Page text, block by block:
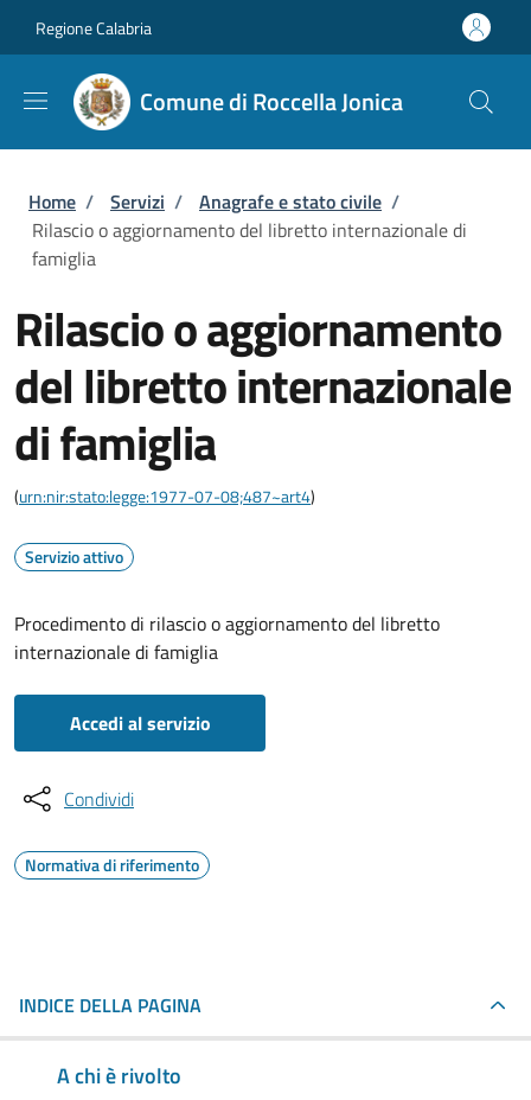
Regione Calabria
Comune di Roccella Jonica
Briciole di pane
Home / Servizi / Anagrafe e stato civile /
Rilascio o aggiornamento del libretto internazionale di
famiglia
Rilascio o aggiornamento
del libretto internazionale
di famiglia
(urn:nir:stato:legge:1977-07-08;487~art4)
Servizio attivo
Procedimento di rilascio o aggiornamento del libretto
internazionale di famiglia
Accedi al servizio
Condividi
Normativa di riferimento
INDICE DELLA PAGINA
A chi è rivolto